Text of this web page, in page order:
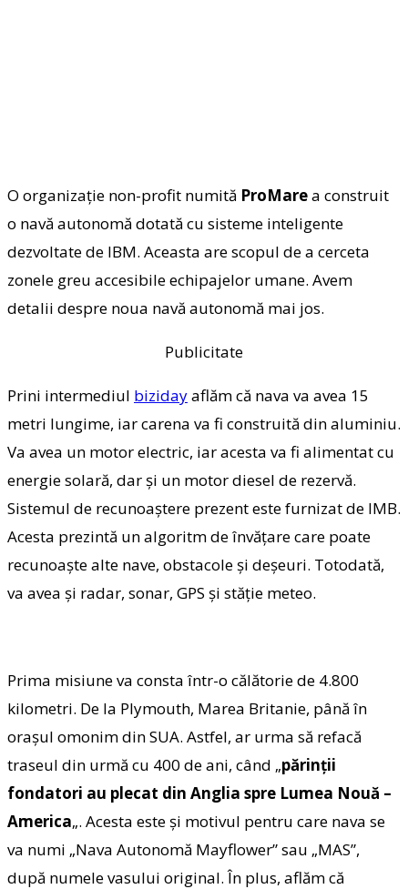
O organizație non-profit numită ProMarea construit
o navă autonomă dotată cu sisteme inteligente
dezvoltate de IBM. Aceasta are scopul de a cerceta
zonele greu accesibile echipajelor umane. Avem
detalii despre noua navă autonomă mai jos.
Publicitate
Prini intermediul bizidayaflăm că nava va avea 15
metri lungime, iar carena va fi construită din aluminiu.
Va avea un motor electric, iar acesta va fi alimentat cu
energie solară, dar și un motor diesel de rezervă.
Sistemul de recunoaștere prezent este furnizat de IMB.
Acesta prezintă un algoritm de învățare care poate
recunoaște alte nave, obstacole și deșeuri. Totodată,
va avea și radar, sonar, GPS și stăție meteo.
Prima misiune va consta într-o călătorie de 4.800
kilometri. De la Plymouth, Marea Britanie, până în
orașul omonim din SUA. Astfel, ar urma să refacă
traseul din urmă cu 400 de ani, când „părinții
fondatori au plecat din Anglia spre Lumea Nouă –
America„. Acesta este și motivul pentru care nava se
va numi „Nava Autonomă Mayflower” sau „MAS”,
după numele vasului original. În plus, aflăm că